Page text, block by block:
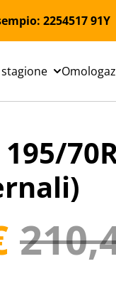
2254517 91Y